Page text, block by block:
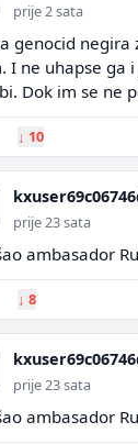
prije 2 sata
genocid negira
I ne uhapse ga
Dok im se ne
↓ 10
prije 23 sata
ambasador
↓ 8
prije 23 sata
ambasador